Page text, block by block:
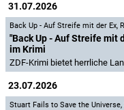
31.07.2026
Back Up - Auf Streife mit der Ex,
"Back Up - Auf Streife mit
im Krimi
ZDF-Krimi bietet herrliche
23.07.2026
Stuart Fails to Save the Universe,